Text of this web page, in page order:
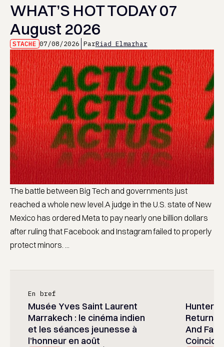
WHAT’S HOT TODAY 07
August 2026
STACHE 07/08/2026 ParRiad Elmarhar
The battle between Big Tech and governments just
reached a whole new level.A judge in the U.S. state of New
Mexico has ordered Meta to pay nearly one billion dollars
after ruling that Facebook and Instagram failed to properly
protect minors. ...
En bref
Musée Yves Saint Laurent
Marrakech : le cinéma indien
et les séances jeunesse à
l’honneur en août
Hunter
And